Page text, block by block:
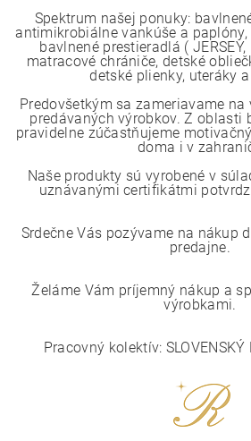
Spektrum našej ponuky:
antimikrobiálne vankúše a
bavlnené prestieradlá ( JERSEY,
matracové chrániče, detské
detské plienky, uteráky
Predovšetkým sa zameriavame
predávaných výrobkov. Z oblasti
pravidelne zúčastňujeme
doma i v
Naše produkty sú vyrobené v
uznávanými certifikátmi
Srdečne Vás pozývame na nákup
predajne.
Želáme Vám príjemný nákup a
výrobkami.
Pracovný kolektív: SLOVENSKÝ